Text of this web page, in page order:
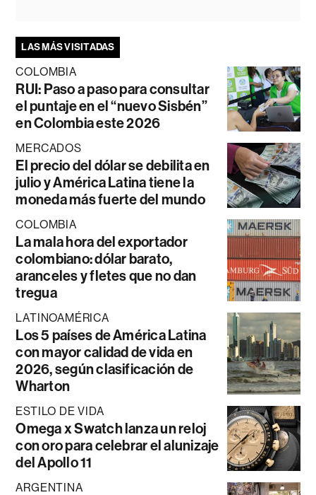
LAS MÁS VISITADAS
COLOMBIA
RUI: Paso a paso para consultar
el puntaje en el “nuevo Sisbén”
en Colombia este 2026
MERCADOS
El precio del dólar se debilita en
julio y América Latina tiene la
moneda más fuerte del mundo
COLOMBIA
La mala hora del exportador
colombiano: dólar barato,
aranceles y fletes que no dan
tregua
LATINOAMÉRICA
Los 5 países de América Latina
con mayor calidad de vida en
2026, según clasificación de
Wharton
ESTILO DE VIDA
Omega x Swatch lanza un reloj
con oro para celebrar el alunizaje
del Apollo 11
ARGENTINA